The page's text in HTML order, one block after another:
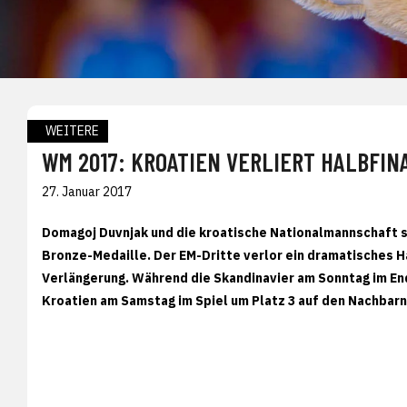
WEITERE
WM 2017: KROATIEN VERLIERT
27. Januar 2017
Domagoj Duvnjak und die kroatische
Bronze-Medaille. Der EM-Dritte verlor ein dramatisches
Verlängerung. Während die Skandinavier am Sonntag
Kroatien am Samstag im Spiel um Platz 3 auf den